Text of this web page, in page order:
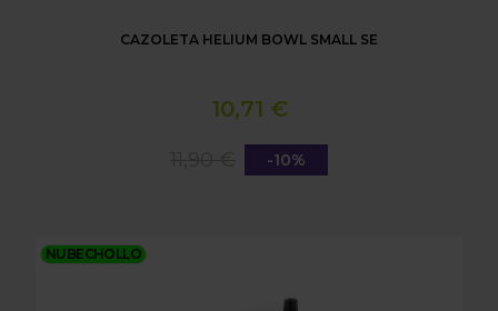
CAZOLETA HELIUM BOWL SMALL SE
10,71 €
-10%
NUBECHOLLO
SHISHA HELIUM NEBULA MINI BLACK PINK